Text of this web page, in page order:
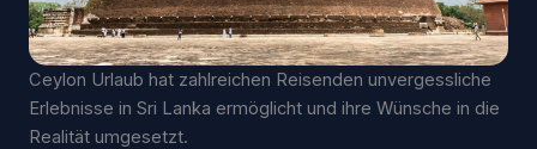
Ceylon Urlaub hat zahlreichen Reisenden unvergessliche
Erlebnisse in Sri Lanka ermöglicht und ihre Wünsche in die
Realität umgesetzt.